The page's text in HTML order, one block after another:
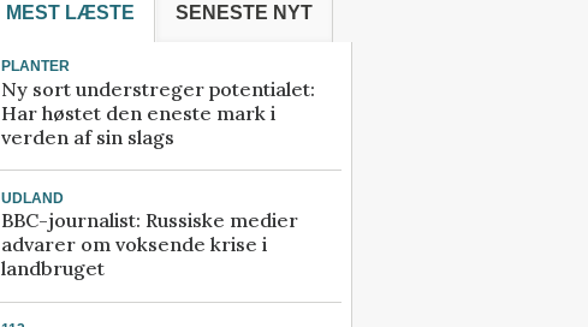
MEST LÆSTE SENESTE NYT
PLANTER
Ny sort understreger potentialet:
Har høstet den eneste mark i
verden af sin slags
UDLAND
BBC-journalist: Russiske medier
advarer om voksende krise i
landbruget